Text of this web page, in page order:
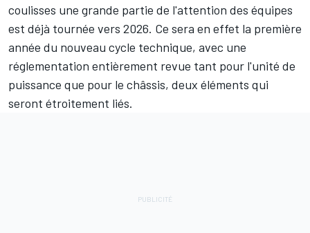
coulisses une grande partie de l'attention des équipes
est déjà tournée vers 2026. Ce sera en effet la première
année du nouveau cycle technique, avec une
réglementation entièrement revue tant pour l'unité de
puissance que pour le châssis, deux éléments qui
seront étroitement liés.